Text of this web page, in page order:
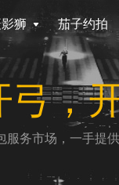
狮 茄子约拍
弓，
服务市场，一手提